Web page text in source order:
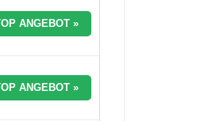
ANGEBOT »
ANGEBOT »